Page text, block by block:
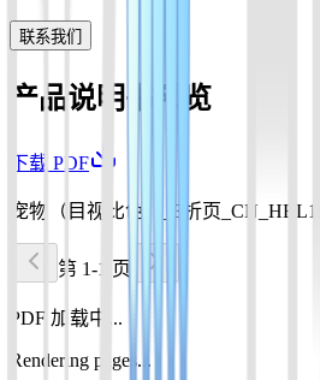
联系我们
产品说明书预览
下载 PDF
宠物（目视比色）_3折页
第 1-1 页
PDF 加载中...
Rendering pages...